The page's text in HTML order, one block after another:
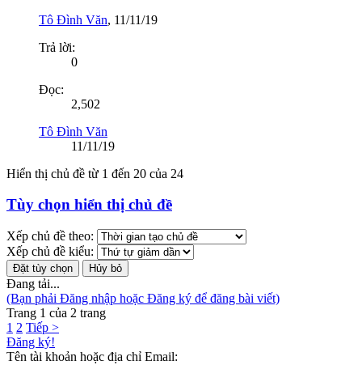
Tô Đình Văn, 11/11/19
Trả lời:
0
Đọc:
2,502
Tô Đình Văn
11/11/19
Hiển thị chủ đề từ 1 đến 20 của 24
Tùy chọn hiển thị chủ đề
Xếp chủ đề theo:
Xếp chủ đề kiểu:
Đang tải...
(Bạn phải Đăng nhập hoặc Đăng ký để đăng bài viết)
Trang 1 của 2 trang
1 2 Tiếp >
Đăng ký!
Tên tài khoản hoặc địa chỉ Email: